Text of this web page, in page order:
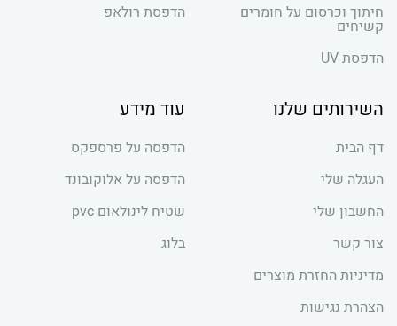
חיתוך וכרסום על חומרים
קשיחים
הדפסת UV
הדפסת רולאפ
השירותים שלנו
דף הבית
העגלה שלי
החשבון שלי
צור קשר
מדיניות החזרת מוצרים
הצהרת נגישות
עוד מידע
הדפסה על פרספקס
הדפסה על אלוקובונד
שטיח לינולאום pvc
בלוג